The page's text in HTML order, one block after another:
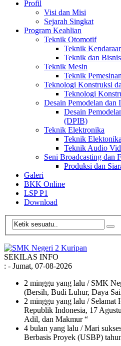
Profil
Visi dan Misi
Sejarah Singkat
Program Keahlian
Teknik Otomotif
Teknik
Teknik dan
Teknik Mesin
Teknik
Teknologi Konstruksi
Teknologi
Desain Pemodelan
Desain
(DPIB)
Teknik Elektronika
Teknik
Teknik Audio
Seni Broadcasting dan
Produksi dan
Galeri
BKK Online
LSP P1
Download
SEKILAS INFO
: - Jumat, 07-08-2026
2 minggu yang lalu / SMK
(Bersih, Budi Luhur, Daya
2 minggu yang lalu / Selamat
Republik Indonesia, 17
Adil, dan Makmur “
4 bulan yang lalu / Mari
Berbasis Proyek (USBP)